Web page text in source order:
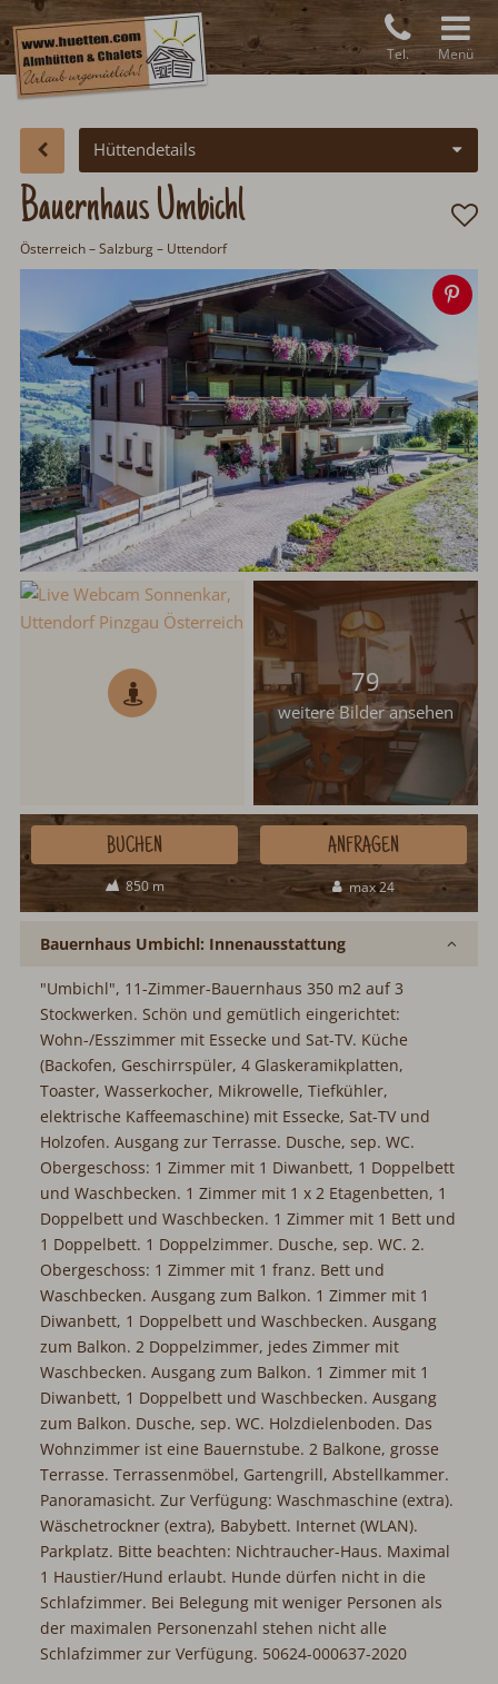
Tel. Menü
Hüttendetails
Bauernhaus Umbichl
Österreich–Salzburg– Uttendorf
79
weitere Bilder ansehen
850 m max 24
BUCHEN ANFRAGEN
Bauernhaus Umbichl: Innenausstattung
"Umbichl", 11-Zimmer-Bauernhaus 350 m2 auf 3
Stockwerken. Schön und gemütlich eingerichtet:
Wohn-/Esszimmer mit Essecke und Sat-TV. Küche
(Backofen, Geschirrspüler, 4 Glaskeramikplatten,
Toaster, Wasserkocher, Mikrowelle, Tiefkühler,
elektrische Kaffeemaschine) mit Essecke, Sat-TV und
Holzofen. Ausgang zur Terrasse. Dusche, sep. WC.
Obergeschoss: 1 Zimmer mit 1 Diwanbett, 1 Doppelbett
und Waschbecken. 1 Zimmer mit 1 x 2 Etagenbetten, 1
Doppelbett und Waschbecken. 1 Zimmer mit 1 Bett und
1 Doppelbett. 1 Doppelzimmer. Dusche, sep. WC. 2.
Obergeschoss: 1 Zimmer mit 1 franz. Bett und
Waschbecken. Ausgang zum Balkon. 1 Zimmer mit 1
Diwanbett, 1 Doppelbett und Waschbecken. Ausgang
zum Balkon. 2 Doppelzimmer, jedes Zimmer mit
Waschbecken. Ausgang zum Balkon. 1 Zimmer mit 1
Diwanbett, 1 Doppelbett und Waschbecken. Ausgang
zum Balkon. Dusche, sep. WC. Holzdielenboden. Das
Wohnzimmer ist eine Bauernstube. 2 Balkone, grosse
Terrasse. Terrassenmöbel, Gartengrill, Abstellkammer.
Panoramasicht. Zur Verfügung: Waschmaschine (extra).
Wäschetrockner (extra), Babybett. Internet (WLAN).
Parkplatz. Bitte beachten: Nichtraucher-Haus. Maximal
1 Haustier/Hund erlaubt. Hunde dürfen nicht in die
Schlafzimmer. Bei Belegung mit weniger Personen als
der maximalen Personenzahl stehen nicht alle
Schlafzimmer zur Verfügung. 50624-000637-2020